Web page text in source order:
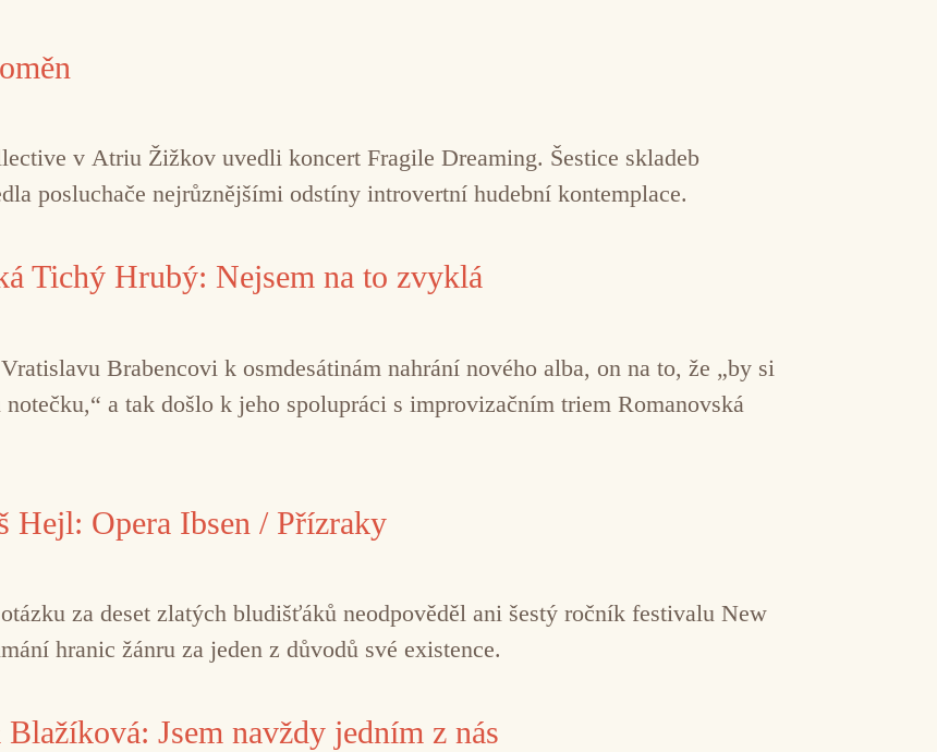
v Atriu Žižkov uvedli koncert Fragile Dreaming. Šestice skladeb
posluchače nejrůznějšími odstíny introvertní hudební kontemplace.
Tichý Hrubý: Nejsem na to zvyklá
Brabencovi k osmdesátinám nahrání nového alba, on na to, že „by si
a tak došlo k jeho spolupráci s improvizačním triem Romanovská
Hejl: Opera Ibsen / Přízraky
za deset zlatých bludišťáků neodpověděl ani šestý ročník festivalu New
hranic žánru za jeden z důvodů své existence.
Jsem navždy jedním z nás